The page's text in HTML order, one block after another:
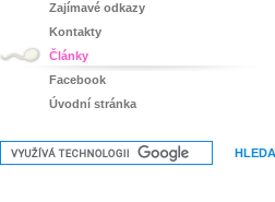
Zajímavé odkazy
Kontakty
Články
Facebook
Úvodní stránka